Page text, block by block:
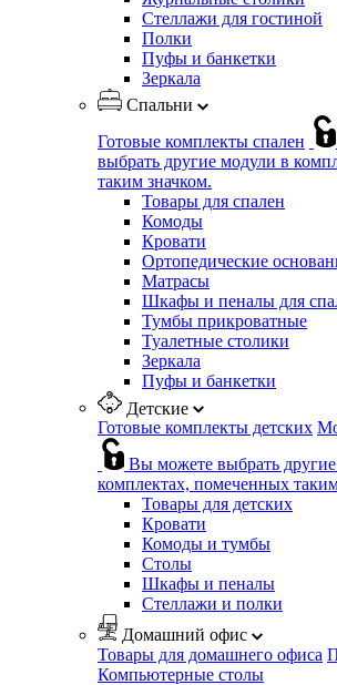
Стеллажи для гостиной
Полки
Пуфы и банкетки
Зеркала
Спальни
Готовые комплекты спален
выбрать другие модули в
таким значком.
Товары для спален
Комоды
Кровати
Ортопедические
Матрасы
Шкафы и пеналы для
Тумбы прикроватные
Туалетные столики
Зеркала
Пуфы и банкетки
Детские
Готовые комплекты детских
Вы можете выбрать
комплектах, помеченных
Товары для детских
Кровати
Комоды и тумбы
Столы
Шкафы и пеналы
Стеллажи и полки
Домашний офис
Товары для домашнего офиса
Компьютерные столы